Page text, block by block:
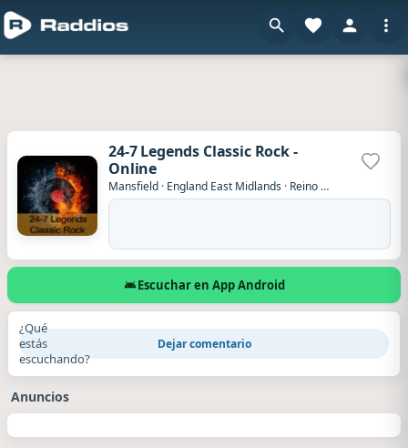
24-7 Legends Classic Rock -
Online
Mansfield · England East Midlands · Reino Unido
Escuchar en App Android
¿Qué
estás
escuchando?
Dejar comentario
Anuncios